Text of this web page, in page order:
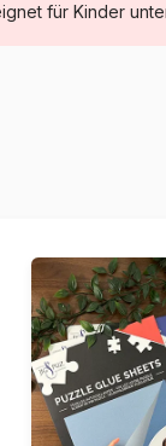
für Kinder